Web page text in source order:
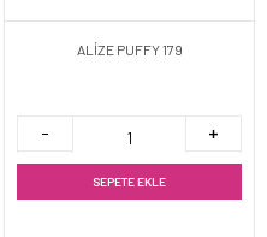
ALİZE PUFFY 179
SEPETE EKLE